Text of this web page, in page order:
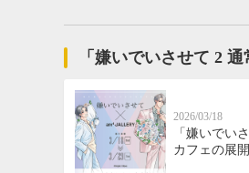
「嫌いでいさせて 2
2026/03/18
「嫌いでい
カフェの展